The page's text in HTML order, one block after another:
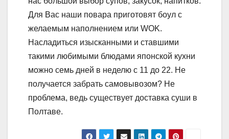
Для Вас наши повара приготовят боул с
желаемым наполнением или WOK.
Насладиться изысканными и ставшими
такими любимыми блюдами японской кухни
можно семь дней в неделю с 11 до 22. Не
получается забрать самовывозом? Не
проблема, ведь существует доставка суши в
Полтаве.